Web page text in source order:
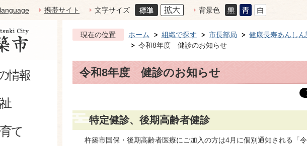
携帯サイト 文字サイズ 背景色
情報
て
現在の位置 ホーム 組織で探す 市長部局 健康長寿あんしん
令和8年度 健診のお知らせ
令和8年度 健診のお知らせ
特定健診、後期高齢者健診
杵築市国保・後期高齢者医療にご加入の方は4月に個別通知される「